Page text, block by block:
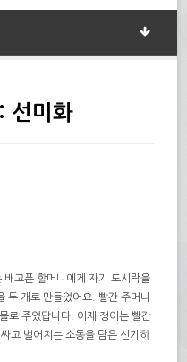
선미화
고픈 할머니에게 자기 도시락을
두 개로 만들었어요. 빨간 주머니
로 주었답니다. 이제 쟁이는 빨간
싸고 벌어지는 소동을 담은 신기하